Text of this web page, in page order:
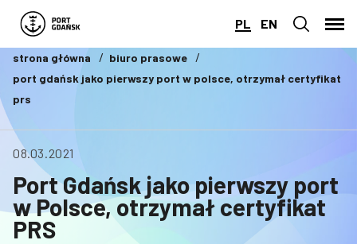
PL EN
strona główna
biuro prasowe
port gdańsk jako pierwszy port w polsce, otrzymał certyfikat
prs
08.03.2021
Port Gdańsk jako pierwszy port
w Polsce, otrzymał certyfikat
PRS